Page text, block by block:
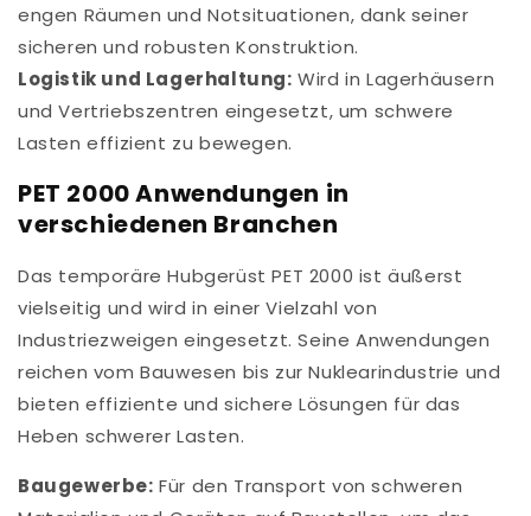
engen Räumen und Notsituationen, dank seiner
sicheren und robusten Konstruktion.
Logistik und Lagerhaltung: Wird in Lagerhäusern
und Vertriebszentren eingesetzt, um schwere
Lasten effizient zu bewegen.
PET 2000 Anwendungen in
verschiedenen Branchen
Das temporäre Hubgerüst PET 2000 ist äußerst
vielseitig und wird in einer Vielzahl von
Industriezweigen eingesetzt. Seine Anwendungen
reichen vom Bauwesen bis zur Nuklearindustrie und
bieten effiziente und sichere Lösungen für das
Heben schwerer Lasten.
Baugewerbe: Für den Transport von schweren